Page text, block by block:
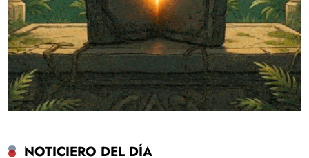
NOTICIERO DEL DÍA